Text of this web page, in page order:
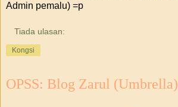
Admin pemalu) =p
Tiada ulasan:
Kongsi
OPSS: Blog Zarul (Umbrella)